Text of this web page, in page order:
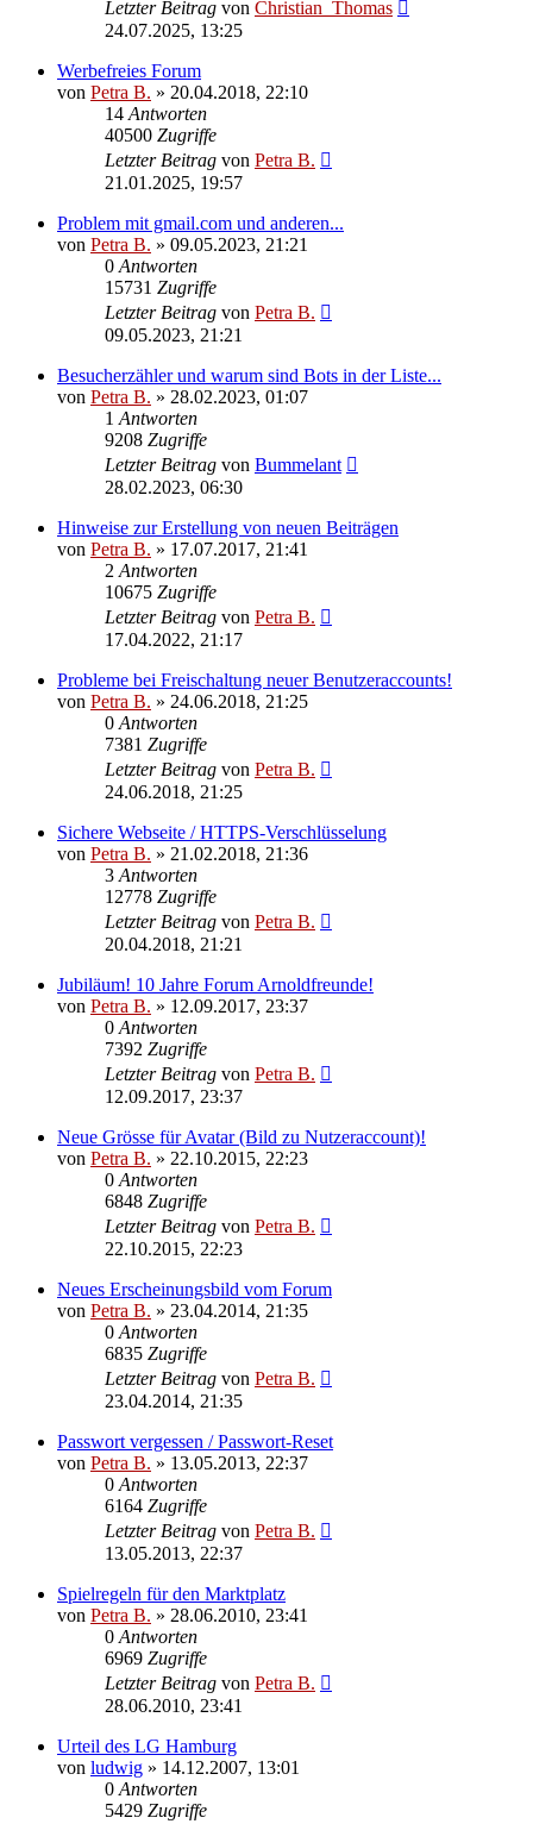
Letzter Beitrag von Christian_Thomas
24.07.2025, 13:25
Werbefreies Forum
von Petra B. » 20.04.2018, 22:10
14Antworten
40500 Zugriffe
Letzter Beitrag von Petra B.
21.01.2025, 19:57
Problem mit gmail.com und anderen...
von Petra B. » 09.05.2023, 21:21
0Antworten
15731 Zugriffe
Letzter Beitrag von Petra B.
09.05.2023, 21:21
Besucherzähler und warum sind Bots in der Liste...
von Petra B. » 28.02.2023, 01:07
1Antworten
9208 Zugriffe
Letzter Beitrag von Bummelant
28.02.2023, 06:30
Hinweise zur Erstellung von neuen Beiträgen
von Petra B. » 17.07.2017, 21:41
2Antworten
10675 Zugriffe
Letzter Beitrag von Petra B.
17.04.2022, 21:17
Probleme bei Freischaltung neuer Benutzeraccounts!
von Petra B. » 24.06.2018, 21:25
0Antworten
7381 Zugriffe
Letzter Beitrag von Petra B.
24.06.2018, 21:25
Sichere Webseite / HTTPS-Verschlüsselung
von Petra B. » 21.02.2018, 21:36
3Antworten
12778 Zugriffe
Letzter Beitrag von Petra B.
20.04.2018, 21:21
Jubiläum! 10 Jahre Forum Arnoldfreunde!
von Petra B. » 12.09.2017, 23:37
0Antworten
7392 Zugriffe
Letzter Beitrag von Petra B.
12.09.2017, 23:37
Neue Grösse für Avatar (Bild zu Nutzeraccount)!
von Petra B. » 22.10.2015, 22:23
0Antworten
6848 Zugriffe
Letzter Beitrag von Petra B.
22.10.2015, 22:23
Neues Erscheinungsbild vom Forum
von Petra B. » 23.04.2014, 21:35
0Antworten
6835 Zugriffe
Letzter Beitrag von Petra B.
23.04.2014, 21:35
Passwort vergessen / Passwort-Reset
von Petra B. » 13.05.2013, 22:37
0Antworten
6164 Zugriffe
Letzter Beitrag von Petra B.
13.05.2013, 22:37
Spielregeln für den Marktplatz
von Petra B. » 28.06.2010, 23:41
0Antworten
6969 Zugriffe
Letzter Beitrag von Petra B.
28.06.2010, 23:41
Urteil des LG Hamburg
von ludwig » 14.12.2007, 13:01
0Antworten
5429 Zugriffe